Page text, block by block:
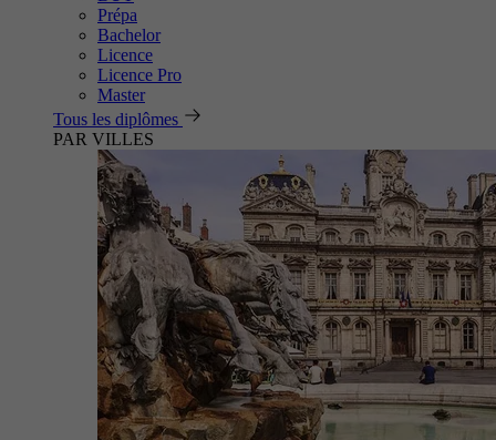
Prépa
Bachelor
Licence
Licence Pro
Master
Tous les diplômes
PAR VILLES